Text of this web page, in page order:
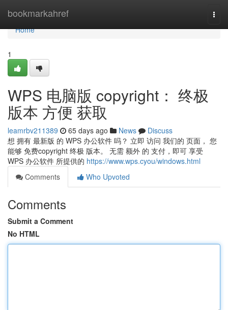
bookmarkahref
Home
Home
1
WPS 电脑版 copyright： 终极
版本 方便 获取
leamrbv211389 65 days ago News
Discuss
想 拥有 最新版 的 WPS 办公软件 吗？ 立即 访问 我们的 页面， 您
能够 免费copyright 终极 版本。 无需 额外 的 支付，即可 享受
WPS 办公软件 所提供的 https://www.wps.cyou/windows.html
Comments
Who Upvoted
Comments
Submit a Comment
No HTML